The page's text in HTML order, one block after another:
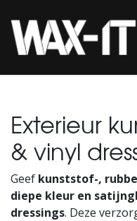
Exterieur
& vinyl
Geef kunststof-,
diepe kleur en
dressings. Deze